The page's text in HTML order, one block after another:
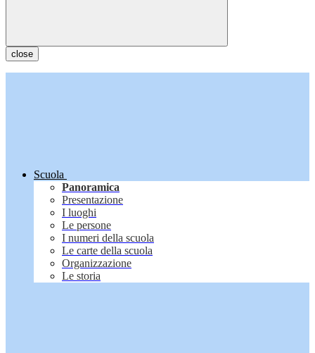
close
Scuola
Panoramica
Presentazione
I luoghi
Le persone
I numeri della scuola
Le carte della scuola
Organizzazione
Le storia